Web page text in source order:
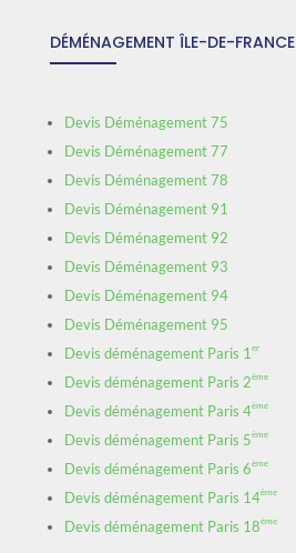
DÉMÉNAGEMENT ÎLE-DE-FRANCE
Devis Déménagement 75
Devis Déménagement 77
Devis Déménagement 78
Devis Déménagement 91
Devis Déménagement 92
Devis Déménagement 93
Devis Déménagement 94
Devis Déménagement 95
Devis déménagement Paris 1 er
Devis déménagement Paris 2ème
Devis déménagement Paris 4ème
Devis déménagement Paris 5ème
Devis déménagement Paris 6ème
Devis déménagement Paris 14ème
Devis déménagement Paris 18ème